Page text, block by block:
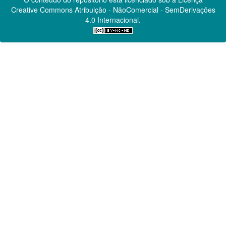
Creative CommonsAtribuição - NãoComercial - SemDerivações
4.0 Internacional.